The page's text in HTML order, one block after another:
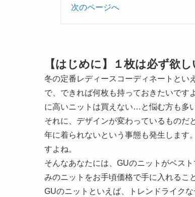
次のページへ
【はじめに】１枚は必ず欲
冬の定番レディースコーディネートとい
で、できれば何枚も持っておきたいです
に高いニットは買えない…と悩む方も多
それに、デザインが変わっているものだ
年に着られないという事態も発生します
すよね。
そんなあなたには、GUのニットがベス
みのニットをお手頃価格で手に入れるこ
GUのニットといえば、トレンドライク